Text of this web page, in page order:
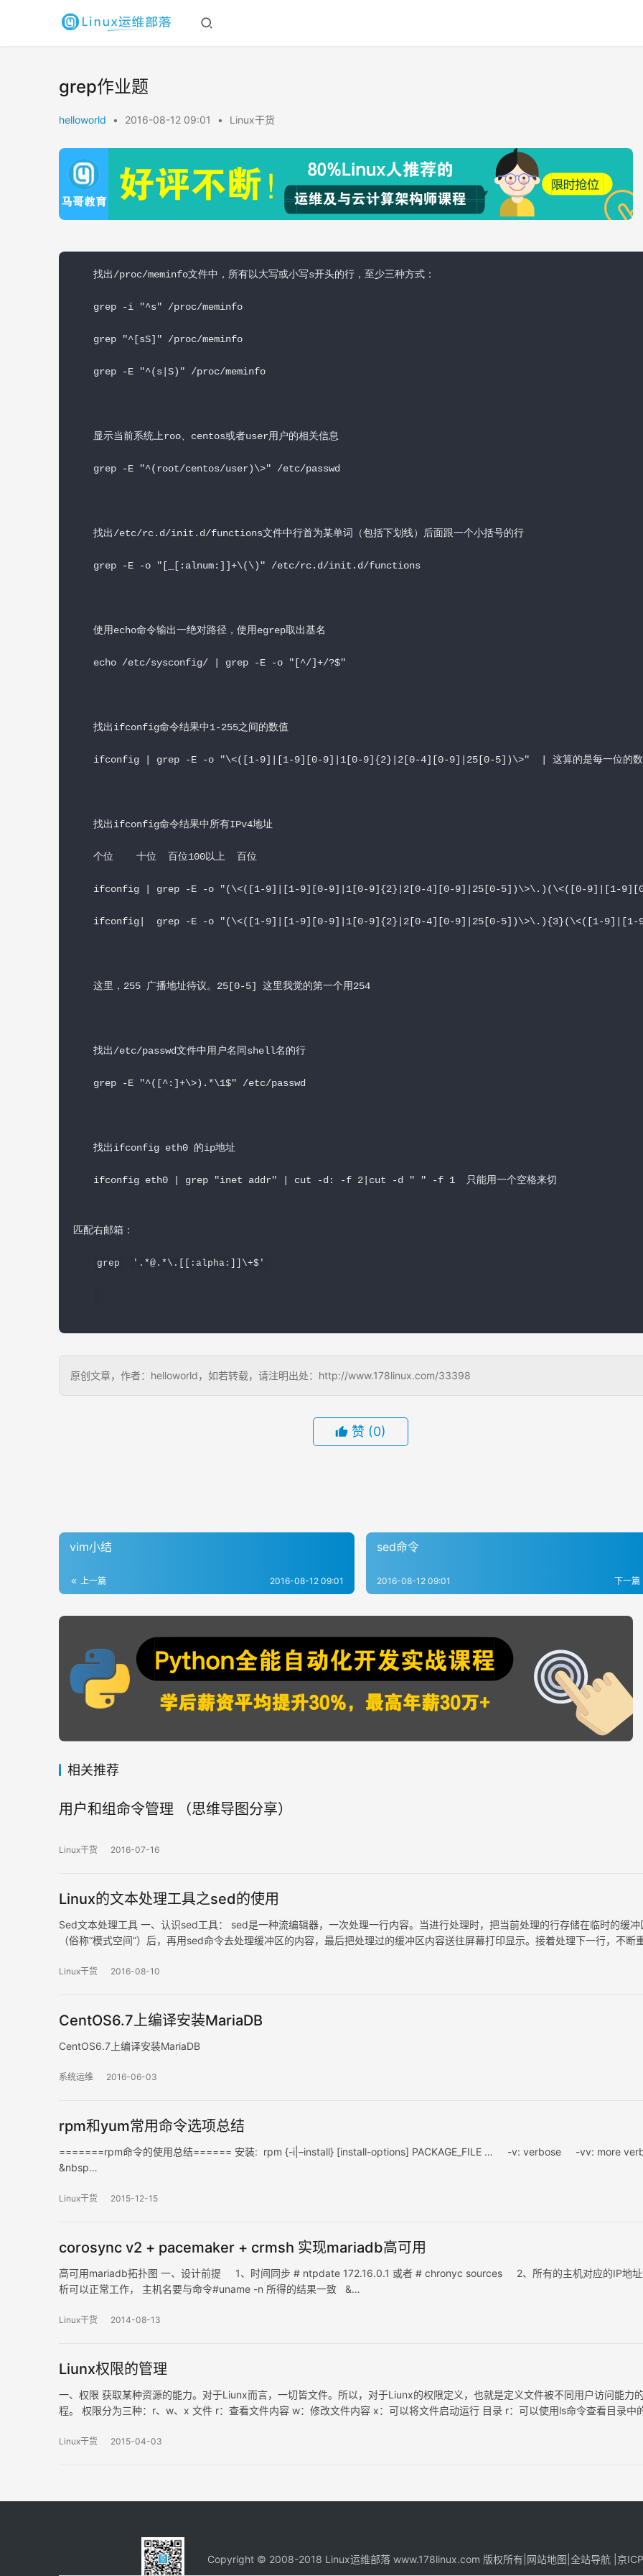
grep作业题
helloworld • 2016-08-12 09:01 • Linux干货
找出/proc/meminfo文件中，所有以大写或小写s开头的行，至少三种方式：
grep -i "^s" /proc/meminfo
grep "^[sS]" /proc/meminfo
grep -E "^(s|S)" /proc/meminfo
显示当前系统上roo、centos或者user用户的相关信息
grep -E "^(root/centos/user)\>" /etc/passwd
找出/etc/rc.d/init.d/functions文件中行首为某单词（包括下划线）后面跟一个小括号的行
grep -E -o "[_[:alnum:]]+\(\)" /etc/rc.d/init.d/functions
使用echo命令输出一绝对路径，使用egrep取出基名
echo /etc/sysconfig/ | grep -E -o "[^/]+/?$"
找出ifconfig命令结果中1-255之间的数值
ifconfig | grep -E -o "\<([1-9]|[1-9][0-9]|1[0-9]{2}|2[0-4][0-9]|25[0-5])\>"  | 这算的是每一位的
找出ifconfig命令结果中所有IPv4地址
个位    十位  百位100以上  百位
ifconfig | grep -E -o "(\<([1-9]|[1-9][0-9]|1[0-9]{2}|2[0-4][0-9]|25[0-5])\>\.)(\<([0-9]|[1-
ifconfig|  grep -E -o "(\<([1-9]|[1-9][0-9]|1[0-9]{2}|2[0-4][0-9]|25[0-5])\>\.){3}(\<([1-
这里，255 广播地址待议。25[0-5] 这里我觉的第一个用254
找出/etc/passwd文件中用户名同shell名的行
grep -E "^([^:]+\>).*\1$" /etc/passwd
找出ifconfig eth0 的ip地址
ifconfig eth0 | grep "inet addr" | cut -d: -f 2|cut -d " " -f 1  只能用一个空格来切
匹配右邮箱：
grep '.*@.*\.[[:alpha:]]\+$'
原创文章，作者：helloworld，如若转载，请注明出处：http://www.178linux.com/33398
赞 (0)
vim小结
上一篇 2016-08-12 09:01
sed命令
下一篇
2016-08-12 09:01
相关推荐
用户和组命令管理 （思维导图分享）
Linux干货 2016-07-16
Linux的文本处理工具之sed的使用
Sed文本处理工具 一、认识sed工具： sed是一种流编辑器，一次处理一行内容。当进行处理时，把当前处理的行存储在临时的缓冲
（俗称“模式空间”）后，再用sed命令去处理缓冲区的内容，最后把处理过的缓冲区内容送往屏幕打印显示。接着处理下一行，不断
Linux干货 2016-08-10
CentOS6.7上编译安装MariaDB
CentOS6.7上编译安装MariaDB
系统运维 2016-06-03
rpm和yum常用命令选项总结
=======rpm命令的使用总结====== 安装: rpm {-i|–install} [install-options] PACKAGE_FILE … -v: verbose -vv: more
&nbsp…
Linux干货 2015-12-15
corosync v2 + pacemaker + crmsh 实现mariadb高可用
高可用mariadb拓扑图 一、设计前提 1、时间同步 # ntpdate 172.16.0.1 或者 # chronyc sources 2、所有的主机对应的IP地
析可以正常工作， 主机名要与命令#uname -n 所得的结果一致 &…
Linux干货 2014-08-13
Liunx权限的管理
一、权限 获取某种资源的能力。对于Liunx而言，一切皆文件。所以，对于Liunx的权限定义，也就是定义文件被不同用户访问能力
程。 权限分为三种：r、w、x 文件 r：查看文件内容 w：修改文件内容 x：可以将文件启动运行 目录 r：可以使用ls命令查看目录中
Linux干货 2015-04-03
Copyright © 2008-2018 Linux运维部落 www.178linux.com 版权所有| 网站地图 全站导航 京